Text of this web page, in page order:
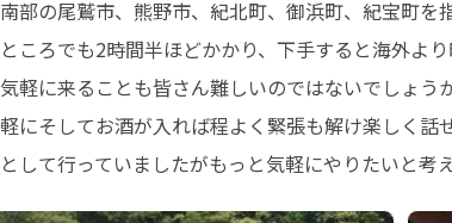
部の尾鷲市、熊野市、紀北町、御浜町、紀宝町を指
ころでも2時間半ほどかかり、下手すると海外よ
軽に来ることも皆さん難しいのではないでしょう
にそしてお酒が入れば程よく緊張も解け楽しく話
して行っていましたがもっと気軽にやりたいと考